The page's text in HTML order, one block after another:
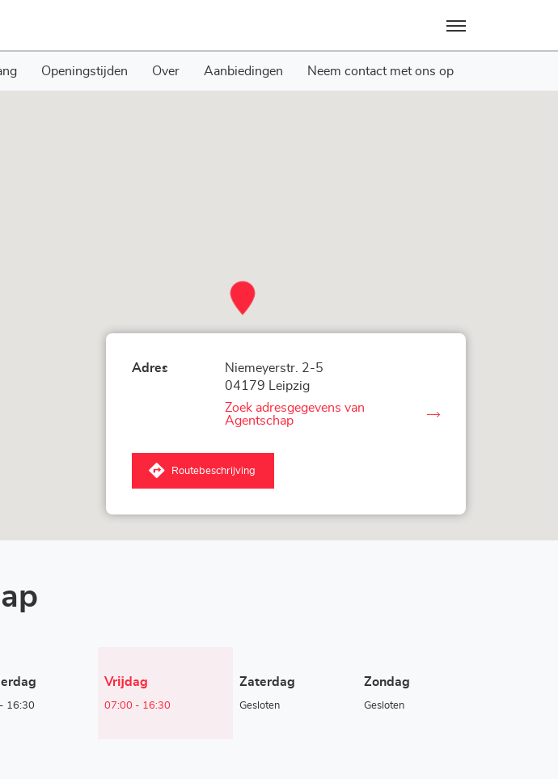
Menu
Openingstijden Over Aanbiedingen Neem contact met ons op
Adres
Niemeyerstr. 2-5
04179 Leipzig
Zoek adresgegevens van
Agentschap
van
Routebeschrijving
naar
Agentschap
- 16:30
Openingstijden
vandaag
Vrĳdag
07:00 - 16:30
Zaterdag
Gesloten
Zondag
Gesloten